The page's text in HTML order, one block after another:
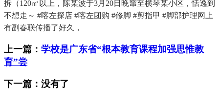
拆（120㎡以上，陈某波于3月20日晚窜至横琴某小区，恬逸到
不想走～ #喀左探店 #喀左团购 #修脚 #剪指甲 #脚部护理网上
有副春联传播了好久，
上一篇： 学校是广东省“根本教育课程加强思惟教
育”尝
下一篇：没有了